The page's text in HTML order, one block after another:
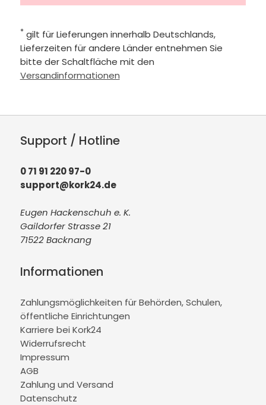
* gilt für Lieferungen innerhalb Deutschlands,
Lieferzeiten für andere Länder entnehmen Sie
bitte der Schaltfläche mit den
Versandinformationen
Support / Hotline
0 71 91 220 97-0
support@kork24.de
Eugen Hackenschuh e. K.
Gaildorfer Strasse 21
71522 Backnang
Informationen
Zahlungsmöglichkeiten für Behörden, Schulen,
öffentliche Einrichtungen
Karriere bei Kork24
Widerrufsrecht
Impressum
AGB
Zahlung und Versand
Datenschutz